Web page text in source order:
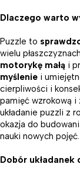
Dlaczego warto
Puzzle to
wielu
motorykę małą i
myślenie i
cierpliwości i
pamięć wzrokową i
układanie puzzli z
okazja do
nauki nowych pojęć.
Dobór układanek